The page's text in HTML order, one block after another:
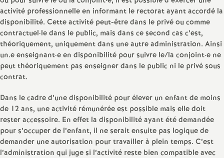
S
e
o
n
activité professionnelle en informant le rectorat ayant accordé la
disponibilité. Cette activité peut-être dans le privé ou comme
contractuel·le dans le public, mais dans ce second cas c’est,
théoriquement, uniquement dans une autre administration. Ainsi
un.e enseignant·e en disponibilité pour suivre le/la conjoint·e ne
peut théoriquement pas enseigner dans le public ni le privé sous
contrat.
Dans le cadre d’une disponibilité pour élever un enfant de moins
de 12 ans, une activité rémunérée est possible mais elle doit
rester accessoire. En effet la disponibilité ayant été demandée
pour s’occuper de l’enfant, il ne serait ensuite pas logique de
demander une autorisation pour travailler à plein temps. C’est
l’administration qui juge si l’activité reste bien compatible avec